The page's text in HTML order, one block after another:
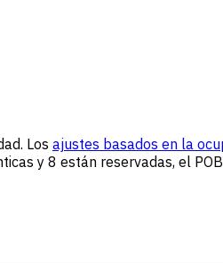
Los ajustes basados en la
y 8 están reservadas, el